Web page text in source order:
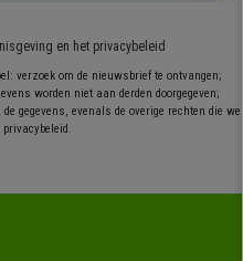
en het privacybeleid
verzoek om de nieuwsbrief te ontvangen;
worden niet aan derden doorgegeven;
gegevens, evenals de overige rechten die we